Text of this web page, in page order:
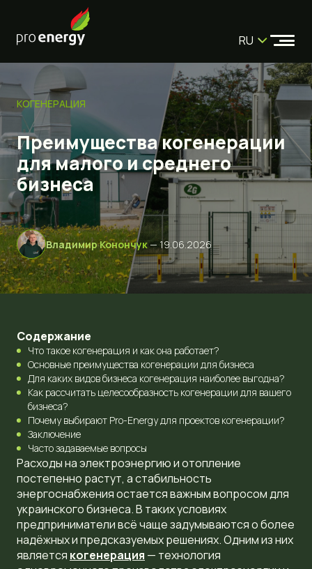
RU
КОГЕНЕРАЦИЯ
Преимущества когенерации
для малого и среднего
бизнеса
Владимир Конончук— 19.06.2026
Содержание
Что такое когенерация и как она работает?
Основные преимущества когенерации для бизнеса
Для каких видов бизнеса когенерация наиболее выгодна?
Как рассчитать целесообразность когенерации для вашего
бизнеса?
Почему выбирают Pro-Energy для проектов когенерации?
Заключение
Часто задаваемые вопросы
Расходы на электроэнергию и отопление
постепенно растут, а стабильность
энергоснабжения остается важным вопросом для
украинского бизнеса. В таких условиях
предприниматели всё чаще задумываются о более
надёжных и предсказуемых решениях. Одним из них
является когенерация — технология